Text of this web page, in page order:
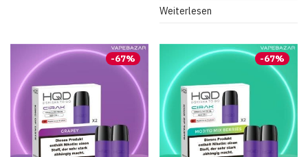
Weiterlesen
-67% -67%